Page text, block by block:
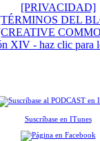
[PRIVACIDAD]
DEL
Suscríbase en ITunes